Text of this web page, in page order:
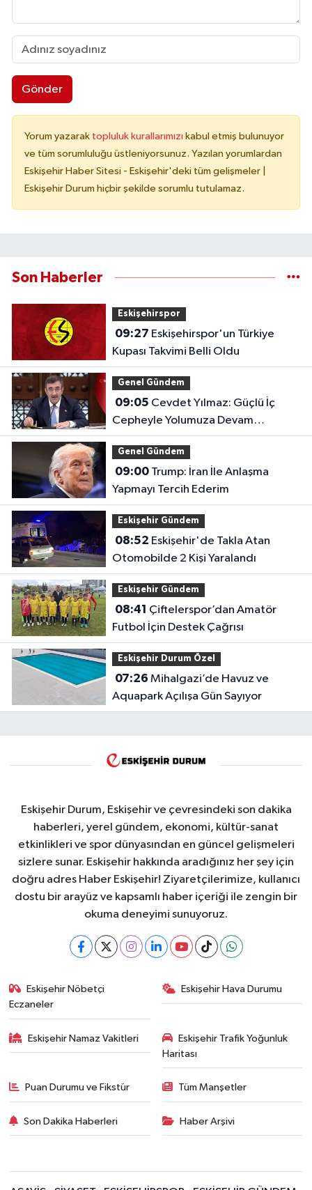
Gönder
Yorum yazarak topluluk kurallarımızı kabul etmiş bulunuyor
ve tüm sorumluluğu üstleniyorsunuz. Yazılan yorumlardan
Eskişehir Haber Sitesi - Eskişehir'deki tüm gelişmeler |
Eskişehir Durum hiçbir şekilde sorumlu tutulamaz.
Son Haberler
Eskişehirspor
09:27
Kupası Takvimi Belli Oldu
Genel Gündem
09:05
Cepheyle Yolumuza Devam
Edeceğiz
Genel Gündem
09:00Trump: İran İle Anlaşma
Yapmayı Tercih Ederim
Eskişehir Gündem
08:52
Otomobilde 2 Kişi Yaralandı
Eskişehir Gündem
08:41
Futbol İçin Destek Çağrısı
Eskişehir Durum Özel
07:26
Aquapark Açılışa Gün Sayıyor
Eskişehir Durum, Eskişehir ve çevresindeki son dakika
haberleri, yerel gündem, ekonomi, kültür-sanat
etkinlikleri ve spor dünyasından en güncel gelişmeleri
sizlere sunar. Eskişehir hakkında aradığınız her şey için
doğru adres Haber Eskişehir! Ziyaretçilerimize, kullanıcı
dostu bir arayüz ve kapsamlı haber içeriği ile zengin bir
okuma deneyimi sunuyoruz.
Eskişehir Nöbetçi
Eczaneler
Eskişehir Hava Durumu
Eskişehir Namaz Vakitleri
Eskişehir Trafik Yoğunluk
Haritası
Puan Durumu ve Fikstür Tüm Manşetler
Son Dakika Haberleri Haber Arşivi